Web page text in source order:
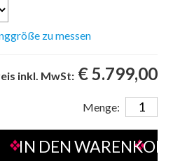
zu messen
inkl. MwSt: € 5.799,00
Menge: